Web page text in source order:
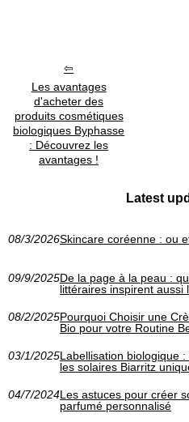
Les avantages
d'acheter des
produits cosmétiques
biologiques Byphasse
: Découvrez les
avantages !
Latest
08/3/2026Skincare coréenne : ou
09/9/2025De la page à la peau :
littéraires inspirent aussi
08/2/2025Pourquoi Choisir une
Bio pour votre Routine
03/1/2025Labellisation biologique
les solaires Biarritz
04/7/2024Les astuces pour créer
parfumé personnalisé